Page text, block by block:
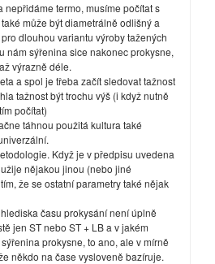
termo, musíme počítat s
může být diametrálně odlišný a
dlouhou variantu výroby tažených
nám sýřenina sice nakonec prokysne,
výrazně déle.
a spol je třeba začít sledovat tažnost
tažnost být trochu výš (i když nutně
počítat)
táhnou použitá kultura také
Když je v předpisu uvedena
nějakou jinou (nebo jiné
že se ostatní parametry také nějak
času prokysání není úplně
jen ST nebo ST + LB a v jakém
prokysne, to ano, ale v mírně
někdo na čase vysloveně bazíruje.